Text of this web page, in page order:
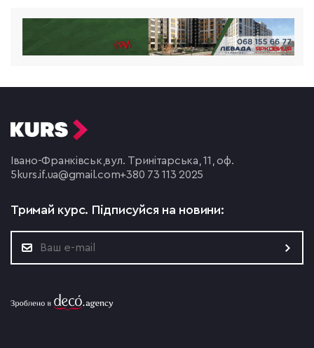
Івано-Франківськ,вул. Тринітарська, 11, оф.
5 kurs.if.ua@gmail.com+380 73 113 2025
Тримай курс. Підписуйся на новини: